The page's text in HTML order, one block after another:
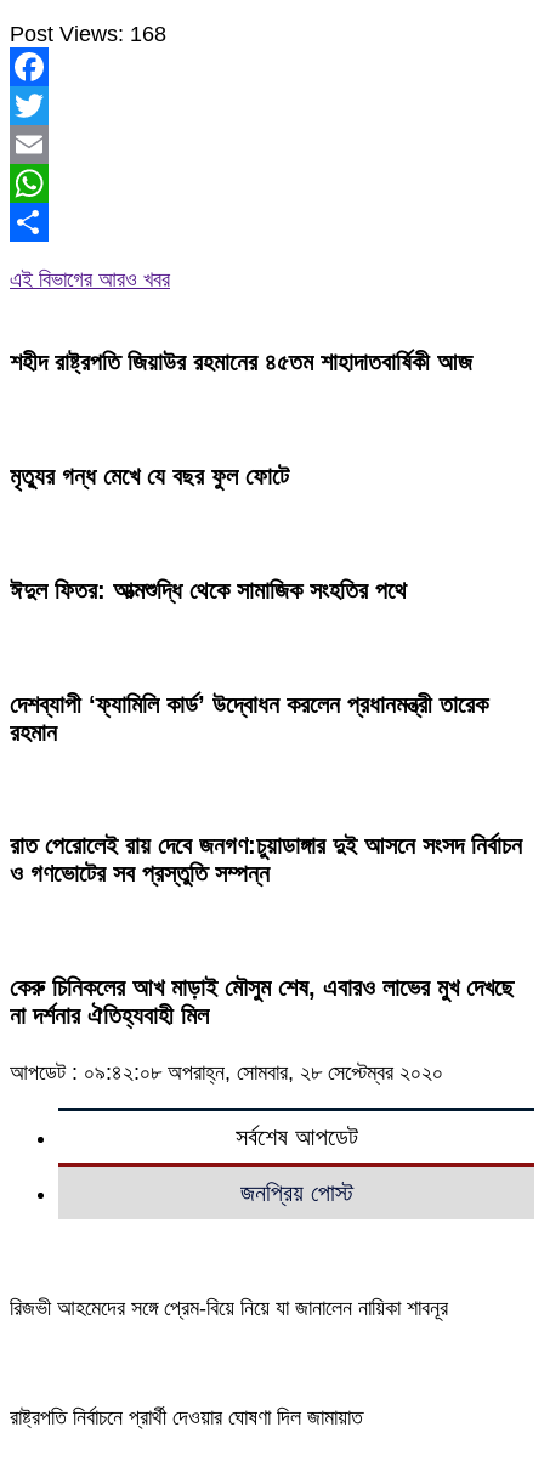
Post Views: 168
Facebook
Twitter
Email
WhatsApp
এই বিভাগের আরও খবর
শহীদ রাষ্ট্রপতি জিয়াউর রহমানের ৪৫তম শাহাদাতবার্ষিকী আজ
মৃত্যুর গন্ধ মেখে যে বছর ফুল ফোটে
ঈদুল ফিতর: আত্মশুদ্ধি থেকে সামাজিক সংহতির পথে
দেশব্যাপী ‘ফ্যামিলি কার্ড’ উদ্বোধন করলেন প্রধানমন্ত্রী তারেক
রহমান
রাত পেরোলেই রায় দেবে জনগণ:চুয়াডাঙ্গার দুই আসনে সংসদ নির্বাচন
ও গণভোটের সব প্রস্তুতি সম্পন্ন
কেরু চিনিকলের আখ মাড়াই মৌসুম শেষ, এবারও লাভের মুখ দেখছে
না দর্শনার ঐতিহ্যবাহী মিল
আপডেট : ০৯:৪২:০৮ অপরাহ্ন, সোমবার, ২৮ সেপ্টেম্বর ২০২০
সর্বশেষ আপডেট
জনপ্রিয় পোস্ট
রিজভী আহমেদের সঙ্গে প্রেম-বিয়ে নিয়ে যা জানালেন নায়িকা শাবনূর
রাষ্ট্রপতি নির্বাচনে প্রার্থী দেওয়ার ঘোষণা দিল জামায়াত